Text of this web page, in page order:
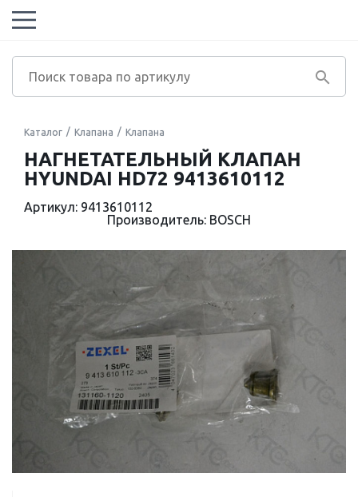
Каталог Клапана Клапана
НАГНЕТАТЕЛЬНЫЙ КЛАПАН
HYUNDAI HD72 9413610112
Артикул: 9413610112
Производитель: BOSCH